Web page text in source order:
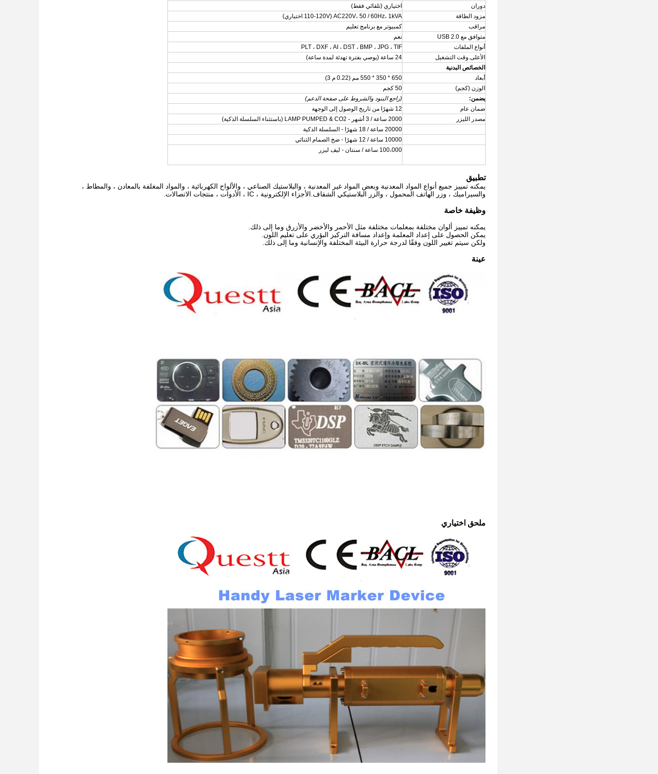
دوران
اختياري (تلقائي فقط)
مزود الطاقة
AC220V، 50 / 60Hz، 1kVA (110-120V اختياري)
مراقب
كمبيوتر مع برنامج تعليم
متوافق مع USB 2.0
نعم
أنواع الملفات
PLT ، DXF ، AI ، DST ، BMP ، JPG ، TIF
الأعلى.وقت التشغيل
24 ساعة (يوصي بفترة تهدئة لمدة ساعة)
الخصائص البدنية
أبعاد
650 * 350 * 550 مم (0.22 م 3)
الوزن (كجم)
50 كجم
يضمن:
(راجع البنود والشروط على صفحة الدعم)
ضمان عام
12 شهرًا من تاريخ الوصول إلى الوجهة
مصدر الليزر
2000 ساعة / 3 أشهر - LAMP PUMPED & CO2 (باستثناء السلسلة الذكية)
20000 ساعة / 18 شهرًا - السلسلة الذكية
10000 ساعة / 12 شهرًا - ضخ الصمام الثنائي
100،000 ساعة / سنتان - ليف ليزر
تطبيق
يمكنه تمييز جميع أنواع المواد المعدنية وبعض المواد غير المعدنية ، والبلاستيك الصناعي ، والألواح الكهربائية ، والمواد المغلفة بالمعادن ، والمطاط ،
والسيراميك ، وزر الهاتف المحمول ، والزر البلاستيكي الشفاف.الأجزاء الإلكترونية ، IC ، الأدوات ، منتجات الاتصالات.
وظيفة خاصة
يمكنه تمييز ألوان مختلفة بمعلمات مختلفة مثل الأحمر والأخضر والأزرق وما إلى ذلك.
يمكن الحصول على إعداد المعلمة وإعداد مسافة التركيز البؤري على تعليم اللون.
ولكن سيتم تغيير اللون وفقًا لدرجة حرارة البيئة المختلفة والإنسانية وما إلى ذلك.
عينة
ملحق اختياري